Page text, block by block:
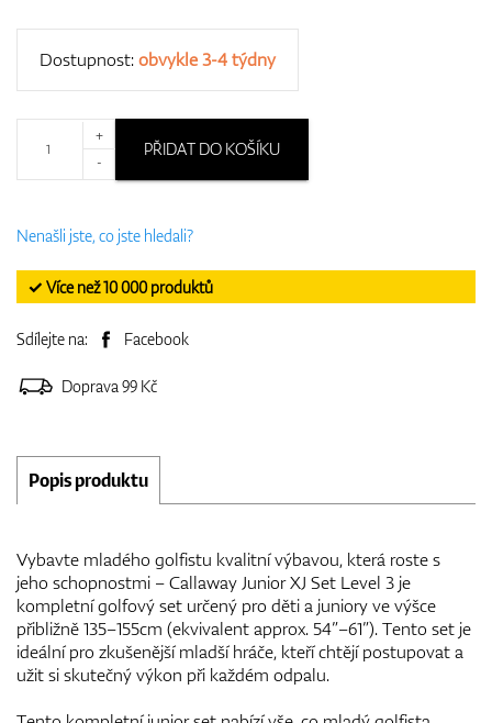
Dárkové poukazy
Dostupnost:obvykle 3-4 týdny
+
-
PŘIDAT DO KOŠÍKU
Nenašli jste, co jste hledali?
✓ Více než 10 000 produktů
Sdílejte na: Facebook
Doprava 99 Kč
Popis produktu
Vybavte mladého golfistu kvalitní výbavou, která roste s
jeho schopnostmi – Callaway Junior XJ Set Level 3 je
kompletní golfový set určený pro děti a juniory ve výšce
přibližně 135–155cm (ekvivalent approx. 54”–61”). Tento set je
ideální pro zkušenější mladší hráče, kteří chtějí postupovat a
užit si skutečný výkon při každém odpalu.